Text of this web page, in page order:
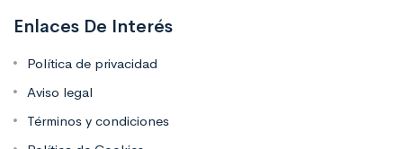
Enlaces De Interés
Política de privacidad
Aviso legal
Términos y condiciones